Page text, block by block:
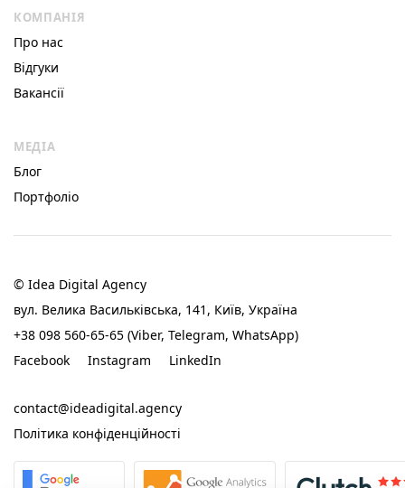
КОМПАНІЯ
Про нас
Відгуки
Вакансії
МЕДІА
Блог
Портфоліо
© Idea Digital Agency
вул. Велика Васильківська, 141, Київ, Україна
+38 098 560-65-65 (Viber, Telegram, WhatsApp)
Facebook
Instagram LinkedIn
contact@ideadigital.agency
Політика конфіденційності